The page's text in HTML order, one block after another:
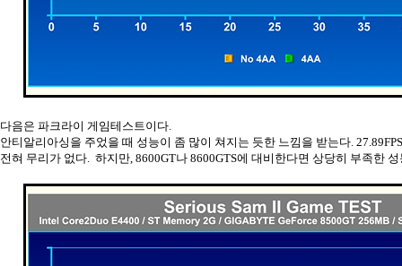
다음은 파크라이 게임테스트이다.
안티알리아싱을 주었을 때 성능이 좀 많이 쳐지는 듯한 느낌을 받는다.
전혀 무리가 없다. 하지만, 8600GT나 8600GTS에 대비한다면 상당히 부족한